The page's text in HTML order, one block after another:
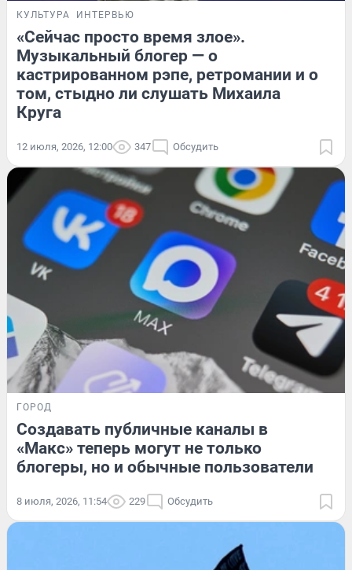
КУЛЬТУРА ИНТЕРВЬЮ
«Сейчас просто время злое».
Музыкальный блогер — о
кастрированном рэпе, ретромании и о
том, стыдно ли слушать Михаила
Круга
12 июля, 2026, 12:00 347 Обсудить
ГОРОД
Создавать публичные каналы в
«Макс» теперь могут не только
блогеры, но и обычные пользователи
8 июля, 2026, 11:54 229 Обсудить